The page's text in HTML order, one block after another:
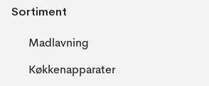
Sortiment
Madlavning
Køkkenapparater